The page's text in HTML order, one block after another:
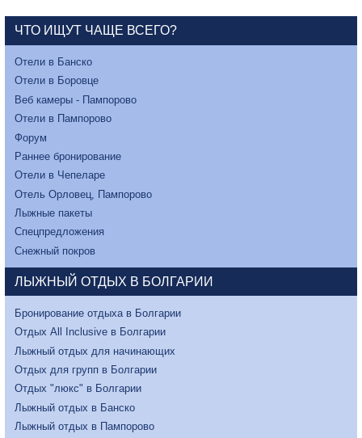
ЧТО ИЩУТ ЧАЩЕ ВСЕГО?
Отели в Банско
Отели в Боровце
Веб камеры - Пампорово
Отели в Пампорово
Форум
Раннее бронирование
Отели в Чепеларе
Отель Орловец, Пампорово
Лыжные пакеты
Спецпредложения
Снежный покров
ЛЫЖНЫЙ ОТДЫХ В БОЛГАРИИ
Бронирование отдыха в Болгарии
Отдых All Inclusive в Болгарии
Лыжный отдых для начинающих
Отдых для групп в Болгарии
Отдых "люкс" в Болгарии
Лыжный отдых в Банско
Лыжный отдых в Пампорово